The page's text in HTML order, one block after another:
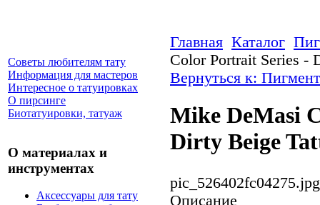
Советы любителям тату
Информация для мастеров
Интересное о татуировках
О пирсинге
Биотатуировки, татуаж
О материалах и
инструментах
Аксессуары для тату
Главная Каталог
Color Portrait Series -
Вернуться к:
Mike DeMasi
Dirty Beige
pic_526402fc04275.jpg
Описание